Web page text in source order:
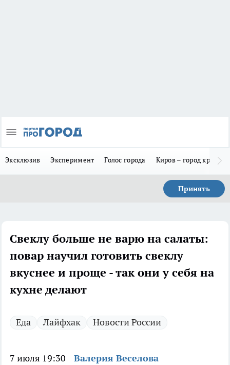
Эксклюзив Эксперимент Голос города Киров – город
Принять
Свеклу больше не варю на салаты:
повар научил готовить свеклу
вкуснее и проще - так они у себя на
кухне делают
Еда Лайфхак Новости России
7 июля 19:30 Валерия Веселова